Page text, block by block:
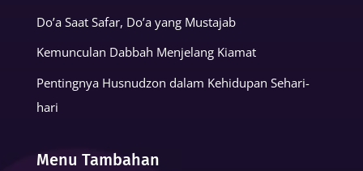
Do’a Saat Safar, Do’a yang Mustajab
Kemunculan Dabbah Menjelang Kiamat
Pentingnya Husnudzon dalam Kehidupan Sehari-
hari
Menu Tambahan